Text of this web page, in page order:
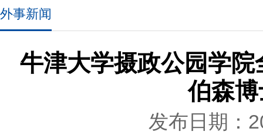
外事新闻
牛津大学摄政公园学
伯森
发布日期：